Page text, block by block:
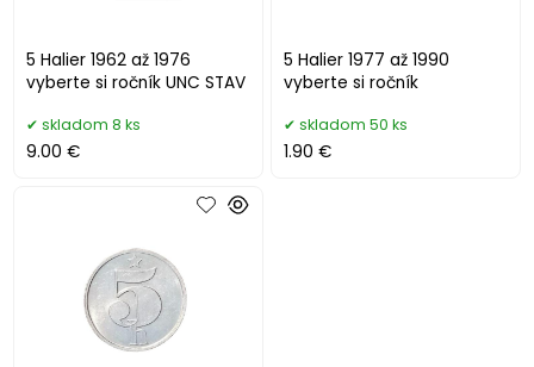
5 Halier 1962 až 1976
vyberte si ročník UNC STAV
skladom 8 ks
9.00 €
5 Halier 1977 až 1990
vyberte si ročník
skladom 50 ks
1.90 €